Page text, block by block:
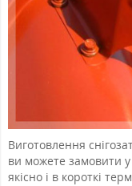
Виготовлення
ви можете замовити
якісно і в короткі